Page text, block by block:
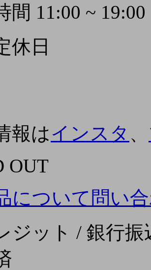
間 11:00 ~ 19:00
休日
報はインスタ 、
OUT
について問い
ジット / 銀行